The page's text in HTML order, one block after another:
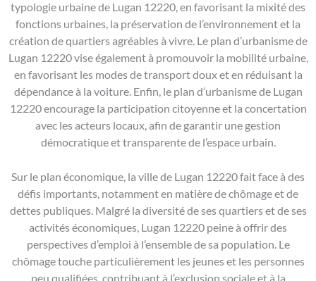
typologie urbaine de Lugan 12220, en favorisant la mixité des
fonctions urbaines, la préservation de l’environnement et la
création de quartiers agréables à vivre. Le plan d’urbanisme de
Lugan 12220 vise également à promouvoir la mobilité urbaine,
en favorisant les modes de transport doux et en réduisant la
dépendance à la voiture. Enfin, le plan d’urbanisme de Lugan
12220 encourage la participation citoyenne et la concertation
avec les acteurs locaux, afin de garantir une gestion
démocratique et transparente de l’espace urbain.
Sur le plan économique, la ville de Lugan 12220 fait face à des
défis importants, notamment en matière de chômage et de
dettes publiques. Malgré la diversité de ses quartiers et de ses
activités économiques, Lugan 12220 peine à offrir des
perspectives d’emploi à l’ensemble de sa population. Le
chômage touche particulièrement les jeunes et les personnes
peu qualifiées, contribuant à l’exclusion sociale et à la